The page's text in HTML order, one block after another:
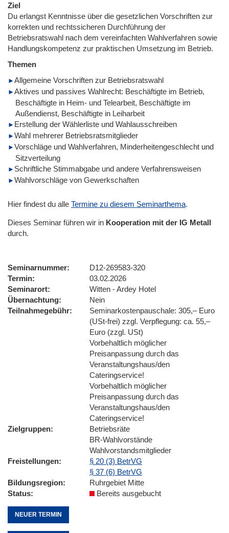
Ziel
Du erlangst Kenntnisse über die gesetzlichen Vorschriften zur
korrekten und rechtssicheren Durchführung der
Betriebsratswahl nach dem vereinfachten Wahlverfahren sowie
Handlungskompetenz zur praktischen Umsetzung im Betrieb.
Themen
Allgemeine Vorschriften zur Betriebsratswahl
Aktives und passives Wahlrecht: Beschäftigte im Betrieb,
Beschäftigte in Heim- und Telearbeit, Beschäftigte im
Außendienst, Beschäftigte in Leiharbeit
Erstellung der Wählerliste und Wahlausschreiben
Wahl mehrerer Betriebsratsmitglieder
Vorschläge und Wahlverfahren, Minderheitengeschlecht und
Sitzverteilung
Schriftliche Stimmabgabe und andere Verfahrensweisen
Wahlvorschläge von Gewerkschaften
Hier findest du alle Termine zu diesem Seminarthema.
Dieses Seminar führen wir in Kooperation mit der IG Metall
durch.
Seminarnummer
D12-269583-320
Termin
03.02.2026
Seminarort
Witten - Ardey Hotel
Übernachtung
Nein
Teilnahmegebühr
Seminarkostenpauschale: 305,– Euro
(USt-frei) zzgl. Verpflegung: ca. 55,–
Euro (zzgl. USt)
Vorbehaltlich möglicher
Preisanpassung durch das
Veranstaltungshaus/den
Cateringservice!
Vorbehaltlich möglicher
Preisanpassung durch das
Veranstaltungshaus/den
Cateringservice!
Zielgruppen
Betriebsräte
BR-Wahlvorstände
Wahlvorstandsmitglieder
Freistellungen
§ 20 (3) BetrVG
§ 37 (6) BetrVG
Bildungsregion
Ruhrgebiet Mitte
Status
Bereits ausgebucht
NEUER TERMIN